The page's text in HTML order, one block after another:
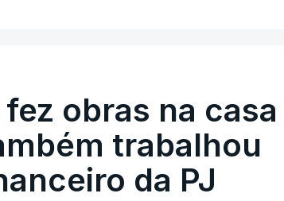
obras na casa
trabalhou
da PJ